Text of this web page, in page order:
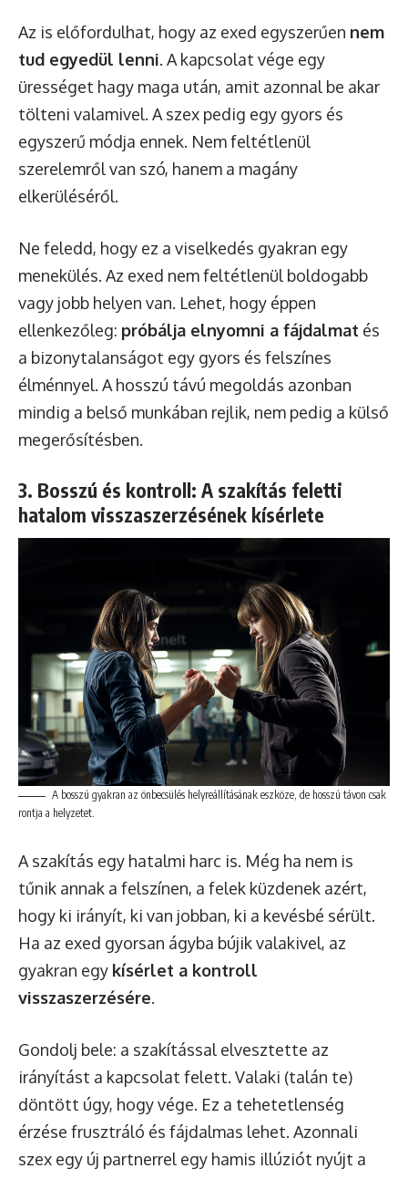
Az is előfordulhat, hogy az exed egyszerűen nem
tud egyedül lenni. A kapcsolat vége egy
ürességet hagy maga után, amit azonnal be akar
tölteni valamivel. A szex pedig egy gyors és
egyszerű módja ennek. Nem feltétlenül
szerelemről van szó, hanem a magány
elkerüléséről.
Ne feledd, hogy ez a viselkedés gyakran egy
menekülés. Az exed nem feltétlenül boldogabb
vagy jobb helyen van. Lehet, hogy éppen
ellenkezőleg: próbálja elnyomni a fájdalmat és
a bizonytalanságot egy gyors és felszínes
élménnyel. A hosszú távú megoldás azonban
mindig a belső munkában rejlik, nem pedig a külső
megerősítésben.
3. Bosszú és kontroll: A szakítás feletti
hatalom visszaszerzésének kísérlete
A bosszú gyakran az önbecsülés helyreállításának eszköze, de hosszú távon csak
rontja a helyzetet.
A szakítás egy hatalmi harc is. Még ha nem is
tűnik annak a felszínen, a felek küzdenek azért,
hogy ki irányít, ki van jobban, ki a kevésbé sérült.
Ha az exed gyorsan ágyba bújik valakivel, az
gyakran egy kísérlet a kontroll
visszaszerzésére.
Gondolj bele: a szakítással elvesztette az
irányítást a kapcsolat felett. Valaki (talán te)
döntött úgy, hogy vége. Ez a tehetetlenség
érzése frusztráló és fájdalmas lehet. Azonnali
szex egy új partnerrel egy hamis illúziót nyújt a